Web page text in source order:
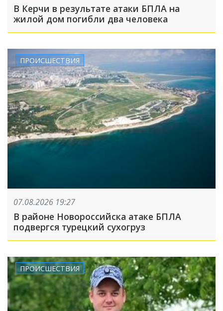
В Керчи в результате атаки БПЛА на
жилой дом погибли два человека
ПРОИСШЕСТВИЯ
07.08.2026 19:27
В районе Новороссийска атаке БПЛА
подвергся турецкий сухогруз
ПРОИСШЕСТВИЯ